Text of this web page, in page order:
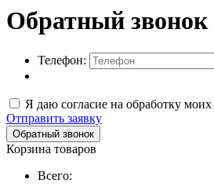
Обратный звонок
Телефон:
Я даю согласие на обработку моих
Отправить заявку
Обратный звонок
Корзина товаров
Всего: